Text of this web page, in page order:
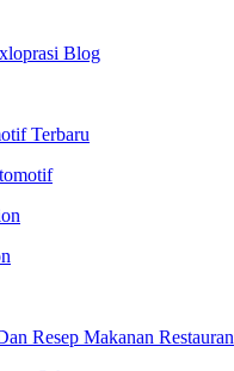
Blog
Terbaru
Resep Makanan Restauran